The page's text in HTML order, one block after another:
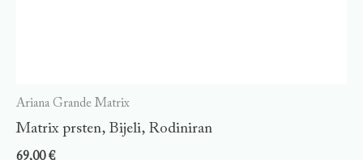
Ariana Grande Matrix
Matrix prsten, Bijeli, Rodiniran
69,00€